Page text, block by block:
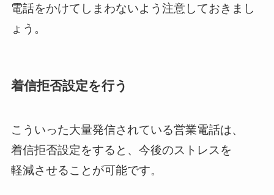
電話をかけてしまわないよう注意しておきまし
ょう。
着信拒否設定を行う
こういった大量発信されている営業電話は、
着信拒否設定をすると、今後のストレスを
軽減させることが可能です。